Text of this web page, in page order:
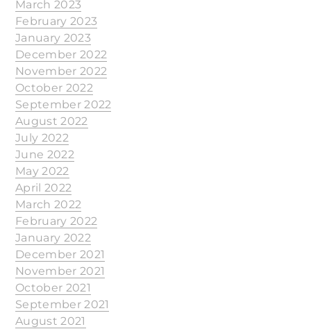
March 2023
February 2023
January 2023
December 2022
November 2022
October 2022
September 2022
August 2022
July 2022
June 2022
May 2022
April 2022
March 2022
February 2022
January 2022
December 2021
November 2021
October 2021
September 2021
August 2021